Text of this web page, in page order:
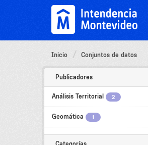
Inicio Conjuntos de datos
Publicadores
Análisis Territorial 2
Geomática 1